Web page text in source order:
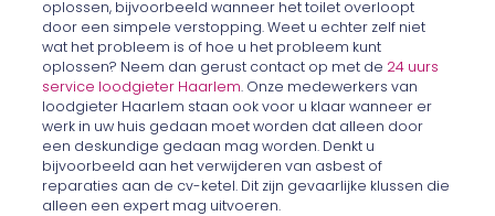
oplossen, bijvoorbeeld wanneer het toilet overloopt
door een simpele verstopping. Weet u echter zelf niet
wat het probleem is of hoe u het probleem kunt
oplossen? Neem dan gerust contact op met de 24 uurs
service loodgieter Haarlem. Onze medewerkers van
loodgieter Haarlem staan ook voor u klaar wanneer er
werk in uw huis gedaan moet worden dat alleen door
een deskundige gedaan mag worden. Denkt u
bijvoorbeeld aan het verwijderen van asbest of
reparaties aan de cv-ketel. Dit zijn gevaarlijke klussen die
alleen een expert mag uitvoeren.